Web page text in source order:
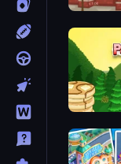
Papa's
Papa's